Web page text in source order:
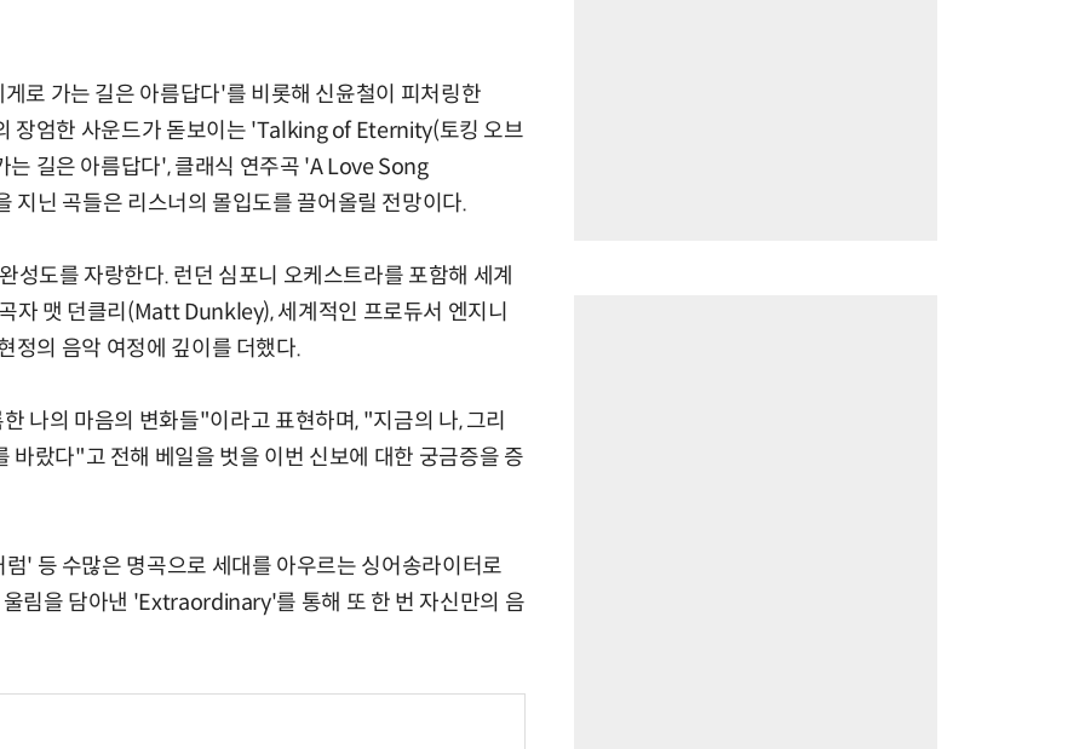
로 가는 길은 아름답다'를 비롯해 신윤철이 피처링한
장엄한 사운드가 돋보이는 'Talking of Eternity(토킹 오브
길은 아름답다', 클래식 연주곡 'A Love Song
닌 곡들은 리스너의 몰입도를 끌어올릴 전망이다.
성도를 자랑한다. 런던 심포니 오케스트라를 포함해 세계
자 맷 던클리(Matt Dunkley), 세계적인 프로듀서 엔지니
정의 음악 여정에 깊이를 더했다.
나의 마음의 변화들"이라고 표현하며, "지금의 나, 그리
바랐다"고 전해 베일을 벗을 이번 신보에 대한 궁금증을 증
' 등 수많은 명곡으로 세대를 아우르는 싱어송라이터로
림을 담아낸 'Extraordinary'를 통해 또 한 번 자신만의 음